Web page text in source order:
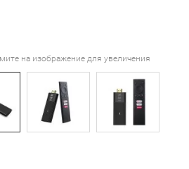
на изображение для увеличения